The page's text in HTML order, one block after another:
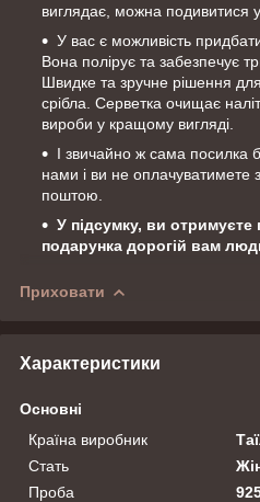
виглядає, можна подивитися
У вас є можливість
Вона полірує та забезпечує
Швидке та зручне рішення
срібла. Серветка очищає
вироби у кращому вигляді.
І звичайно ж сама посилка
нами і ви не оплачуватимете
поштою.
У підсумку, ви отримуєте
подарунка дорогій вам
Приховати
Характеристики
Основні
Країна виробник
Стать
Проба